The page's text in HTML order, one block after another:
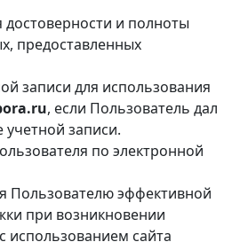
и полноты
предоставленных
записи для использования
, если Пользователь дал
учетной записи.
по электронной
Пользователю эффективной
при возникновении
использованием сайта